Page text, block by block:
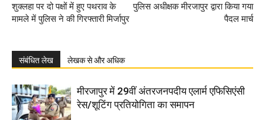
शुक्लहा पर दो पक्षों में हुए पथराव के
मामले में पुलिस ने की गिरफ्तारी मिर्जापुर
पुलिस अधीक्षक मीरजापुर द्वारा किया गया
पैदल मार्च
संबंधित लेख लेखक से और अधिक
मीरजापुर में 29वीं अंतरजनपदीय एलार्म एफिसिएंसी
रेस/शूटिंग प्रतियोगिता का समापन